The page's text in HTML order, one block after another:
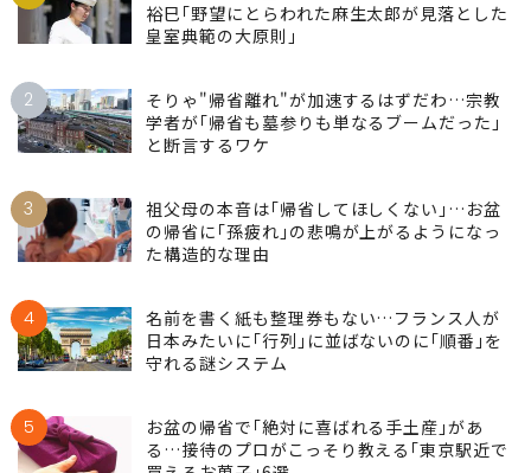
裕巳｢野望にとらわれた麻生太郎が見落とした
皇室典範の大原則｣
2
そりゃ"帰省離れ"が加速するはずだわ…宗教
学者が｢帰省も墓参りも単なるブームだった｣
と断言するワケ
3
祖父母の本音は｢帰省してほしくない｣…お盆
の帰省に｢孫疲れ｣の悲鳴が上がるようになっ
た構造的な理由
4
名前を書く紙も整理券もない…フランス人が
日本みたいに｢行列｣に並ばないのに｢順番｣を
守れる謎システム
5
お盆の帰省で｢絶対に喜ばれる手土産｣があ
る…接待のプロがこっそり教える｢東京駅近で